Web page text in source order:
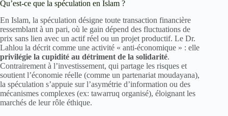
Qu’est-ce que la spéculation en Islam ?
En Islam, la spéculation désigne toute transaction financière
ressemblant à un pari, où le gain dépend des fluctuations de
prix sans lien avec un actif réel ou un projet productif. Le Dr.
Lahlou la décrit comme une activité « anti-économique » : elle
privilégie la cupidité au détriment de la solidarité.
Contrairement à l’investissement, qui partage les risques et
soutient l’économie réelle (comme un partenariat moudayana),
la spéculation s’appuie sur l’asymétrie d’information ou des
mécanismes complexes (ex: tawarruq organisé), éloignant les
marchés de leur rôle éthique.